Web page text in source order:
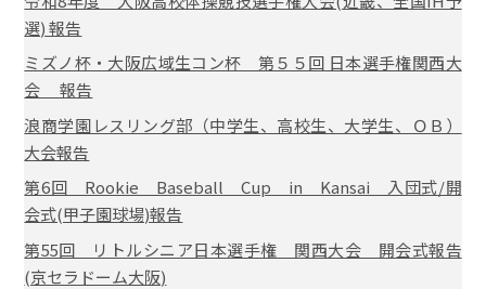
選) 報告
ミズノ杯・大阪広域生コン杯 第５５回 日本選手権関西大
会 報告
浪商学園レスリング部（中学生、高校生、大学生、ＯＢ）
大会報告
第6回 Rookie Baseball Cup in Kansai 入団式/開
会式(甲子園球場)報告
第55回 リトルシニア日本選手権 関西大会 開会式報告
(京セラドーム大阪)